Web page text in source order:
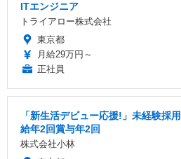
ITエンジニア
トライアロー株式会社
東京都
月給29万円～
正社員
「新生活デビュー応援!」未経験採
給年2回賞与年2回
株式会社小林